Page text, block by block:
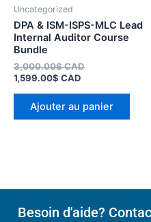
Uncategorized
DPA & ISM-ISPS-MLC Lead
Internal Auditor Course
Bundle
3,000.00$CAD
1,599.00$ CAD
Ajouter au panier
Besoin d'aide?